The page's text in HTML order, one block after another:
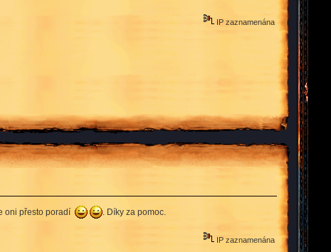
IP zaznamenána
oni přesto poradí
. Díky za pomoc.
IP zaznamenána